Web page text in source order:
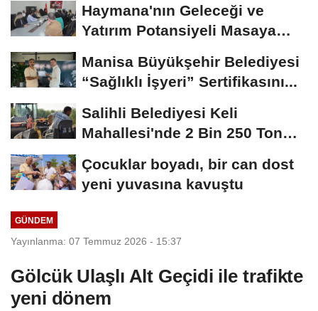
Haymana'nın Geleceği ve
Yatırım Potansiyeli Masaya
Manisa Büyükşehir Belediyesi
“Sağlıklı İşyeri” Sertifikasını...
Salihli Belediyesi Keli
Mahallesi'nde 2 Bin 250 Ton
Çocuklar boyadı, bir can dost
yeni yuvasına kavuştu
GÜNDEM
Yayınlanma: 07 Temmuz 2026 - 15:37
Gölcük Ulaşlı Alt Geçidi ile trafikte
yeni dönem